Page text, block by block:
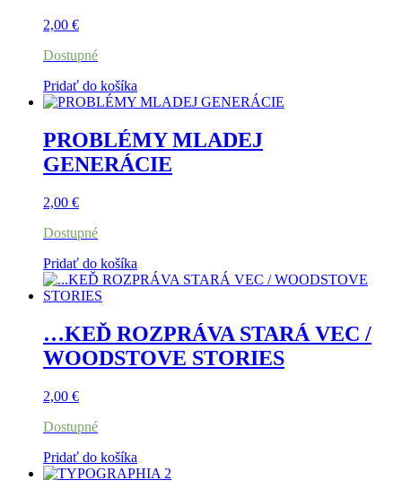
2,00 €
Dostupné
Pridať do košíka
PROBLÉMY MLADEJ
GENERÁCIE
2,00 €
Dostupné
Pridať do košíka
…KEĎ ROZPRÁVA STARÁ VEC /
WOODSTOVE STORIES
2,00 €
Dostupné
Pridať do košíka